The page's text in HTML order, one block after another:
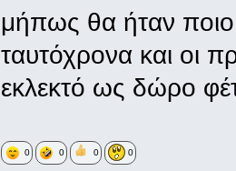
μήπως θα ήταν ποιο
ταυτόχρονα και οι
εκλεκτό ως δώρο
0 0 0 0